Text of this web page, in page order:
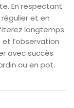
En respectant
et en
longtemps
l’observation
avec succès
ou en pot.